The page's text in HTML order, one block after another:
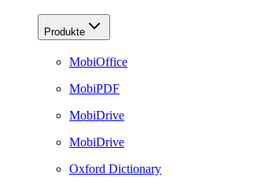
Produkte
MobiOffice
MobiPDF
MobiDrive
MobiDrive
Oxford Dictionary